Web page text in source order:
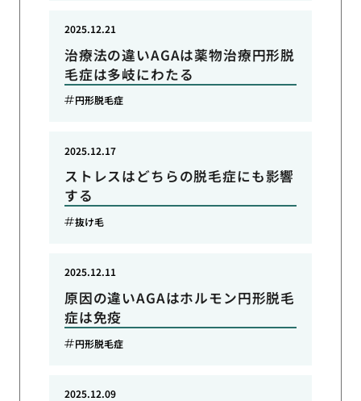
治療法の違いAGAは薬物治療円形脱
毛症は多岐にわたる
2025.12.21
円形脱毛症
ストレスはどちらの脱毛症にも影響
する
2025.12.17
抜け毛
原因の違いAGAはホルモン円形脱毛
症は免疫
2025.12.11
円形脱毛症
2025.12.09